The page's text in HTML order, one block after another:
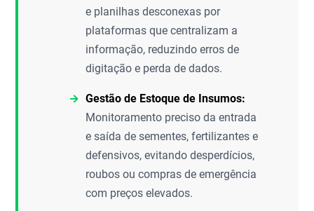
e planilhas desconexas por
plataformas que centralizam a
informação, reduzindo erros de
digitação e perda de dados.
Gestão de Estoque de Insumos:
Monitoramento preciso da entrada
e saída de sementes, fertilizantes e
defensivos, evitando desperdícios,
roubos ou compras de emergência
com preços elevados.